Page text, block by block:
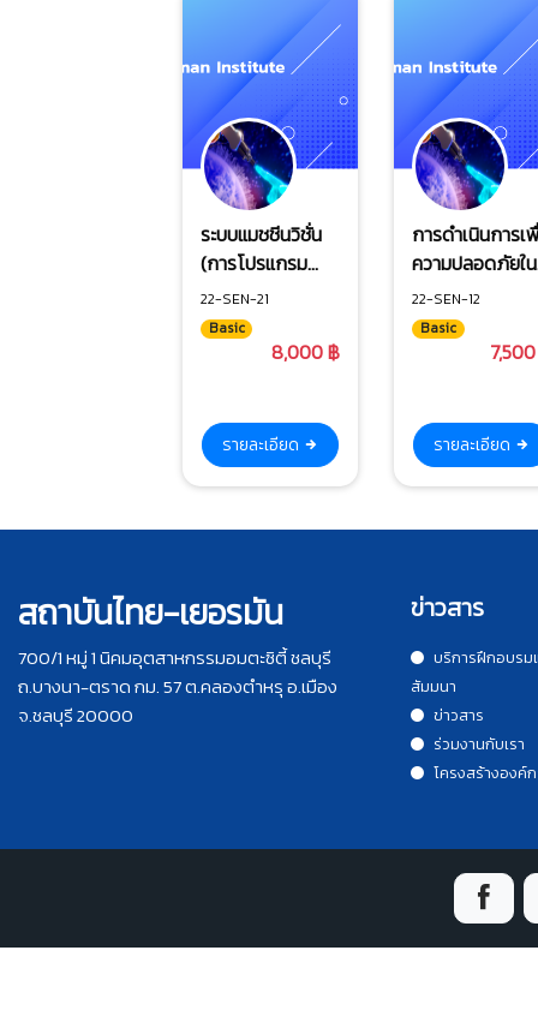
ระบบแมชชีนวิชั่น
(การโปรแกรม
เชื่อมต่อกล้อง และ
ปรับแต่งแสง)
22-SEN-21
Basic
8,000 ฿
รายละเอียด
การดำเนินการเ
ความปลอดภัยใน
เครื่องจักรกล
22-SEN-12
Basic
รายละเอียด
สถาบันไทย-เยอรมัน
700/1 หมู่ 1 นิคมอุตสาหกรรมอมตะซิตี้ ชลบุรี
ถ.บางนา-ตราด กม. 57 ต.คลองตำหรุ อ.เมือง
จ.ชลบุรี 20000
ข่าวสาร
บริการฝึกอบรม
สัมมนา
ข่าวสาร
ร่วมงานกับเรา
โครงสร้างองค์